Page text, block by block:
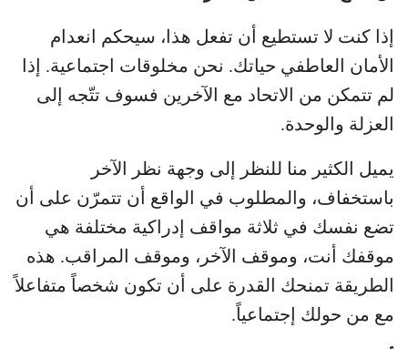
إذا كنت لا تستطيع أن تفعل هذا، سيحكم انعدام
الأمان العاطفي حياتك. نحن مخلوقات اجتماعية. إذا
لم تتمكن من الاتحاد مع الآخرين فسوف تتّجه إلى
العزلة والوحدة.
يميل الكثير منا للنظر إلى وجهة نظر الآخر
باستخفاف، والمطلوب في الواقع أن تتمرّن على أن
تضع نفسك في ثلاثة مواقف إدراكية مختلفة هي
موقفك أنت، وموقف الآخر، وموقف المراقب. هذه
الطريقة تمنحك القدرة على أن تكون شخصاً متفاعلاً
مع من حولك إجتماعياً.